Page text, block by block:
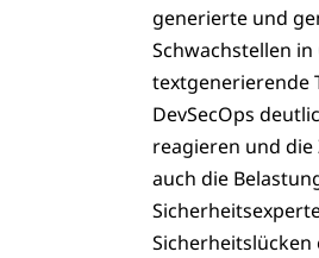
generierte und
Schwachstellen
textgenerierende
DevSecOps
reagieren und
auch die